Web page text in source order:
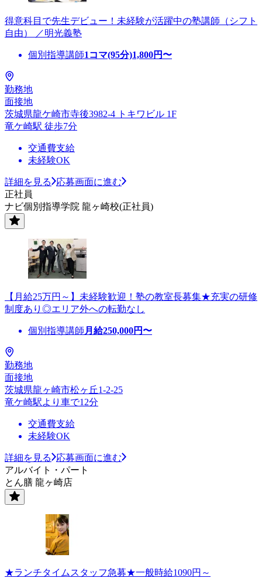
得意科目で先生デビュー！未経験が活躍中の塾講師（シフト
自由） ／明光義塾
個別指導講師1コマ(95分)1,800円〜
勤務地
面接地
茨城県龍ケ崎市寺後3982-4 トキワビル 1F
竜ケ崎駅 徒歩7分
交通費支給
未経験OK
詳細を見る
応募画面に進む
正社員
ナビ個別指導学院 龍ヶ崎校(正社員)
【月給25万円～】未経験歓迎！塾の教室長募集★充実の研修
制度あり◎エリア外への転勤なし
個別指導講師 月給250,000円〜
勤務地
面接地
茨城県龍ヶ崎市松ヶ丘1-2-25
竜ケ崎駅より車で12分
交通費支給
未経験OK
詳細を見る
応募画面に進む
アルバイト・パート
とん膳 龍ヶ崎店
★ランチタイムスタッフ急募★一般時給1090円～